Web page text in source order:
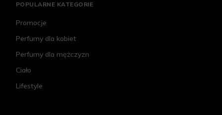
POPULARNE KATEGORIE
Promocje
Perfumy dla kobiet
Perfumy dla mężczyzn
Ciało
Lifestyle